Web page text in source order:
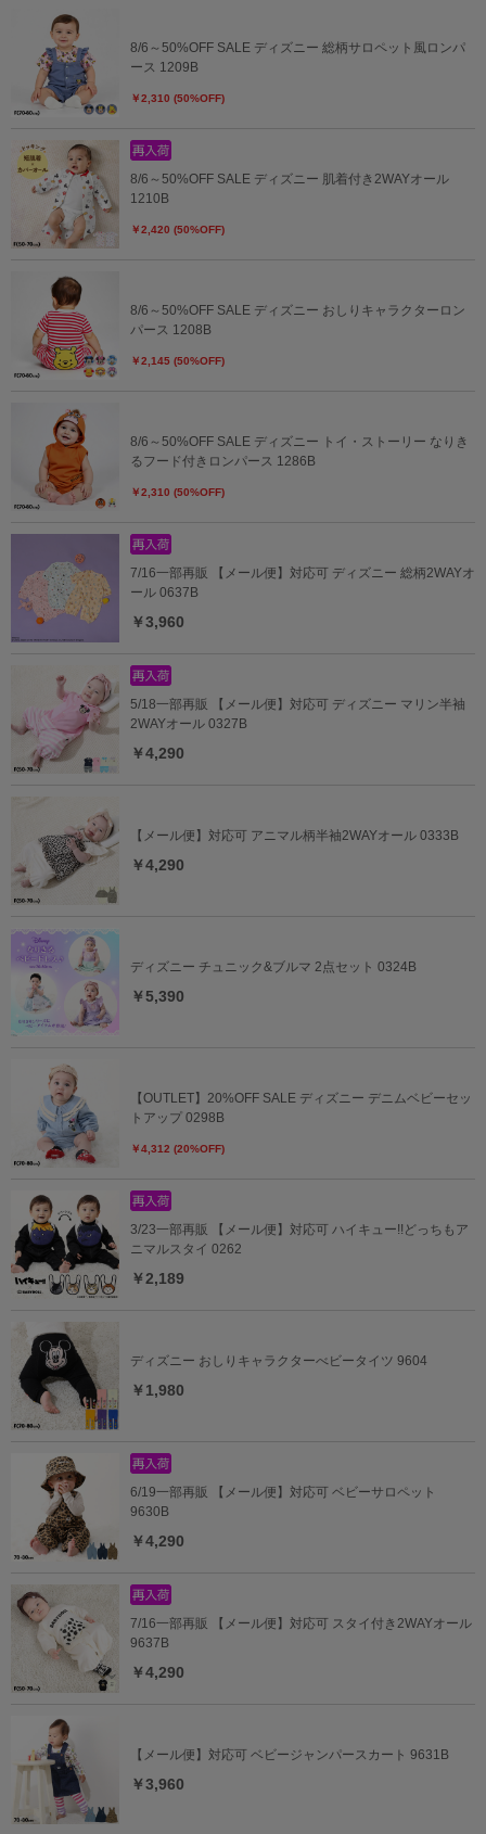
8/6～50%OFF SALE ディズニー 総柄サロペット風ロンパ
ース 1209B
￥2,310 (50%OFF)
8/6～50%OFF SALE ディズニー 肌着付き2WAYオール
1210B
￥2,420 (50%OFF)
8/6～50%OFF SALE ディズニー おしりキャラクターロン
パース 1208B
￥2,145 (50%OFF)
8/6～50%OFF SALE ディズニー トイ・ストーリー なりき
るフード付きロンパース 1286B
￥2,310 (50%OFF)
7/16一部再販 【メール便】対応可 ディズニー 総柄2WAYオ
ール 0637B
￥3,960
5/18一部再販 【メール便】対応可 ディズニー マリン半袖
2WAYオール 0327B
￥4,290
【メール便】対応可 アニマル柄半袖2WAYオール 0333B
￥4,290
ディズニー チュニック&ブルマ 2点セット 0324B
￥5,390
【OUTLET】20%OFF SALE ディズニー デニムベビーセッ
トアップ 0298B
￥4,312 (20%OFF)
3/23一部再販 【メール便】対応可 ハイキュー!!どっちもア
ニマルスタイ 0262
￥2,189
ディズニー おしりキャラクターべビータイツ 9604
￥1,980
6/19一部再販 【メール便】対応可 ベビーサロペット
9630B
￥4,290
7/16一部再販 【メール便】対応可 スタイ付き2WAYオール
9637B
￥4,290
【メール便】対応可 ベビージャンパースカート 9631B
￥3,960